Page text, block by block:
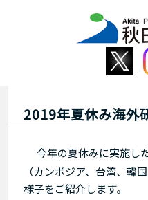
2019年夏休み海外
今年の夏休みに実施し
（カンボジア、台湾、韓
様子をご紹介します。